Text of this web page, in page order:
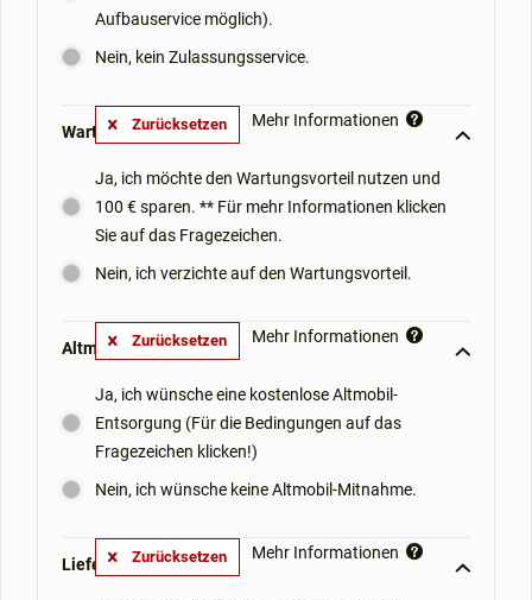
Aufbauservice möglich).
Nein, kein Zulassungsservice.
Wartungsvorteil: **
Ja, ich möchte den Wartungsvorteil nutzen und
100 € sparen. ** Für mehr Informationen klicken
Sie auf das Fragezeichen.
Nein, ich verzichte auf den Wartungsvorteil.
Zurücksetzen Mehr Informationen
Altmobil-Mitnahme: **
Ja, ich wünsche eine kostenlose Altmobil-
Entsorgung (Für die Bedingungen auf das
Fragezeichen klicken!)
Nein, ich wünsche keine Altmobil-Mitnahme.
Zurücksetzen Mehr Informationen
Lieferoptionen: **
Zurücksetzen Mehr Informationen